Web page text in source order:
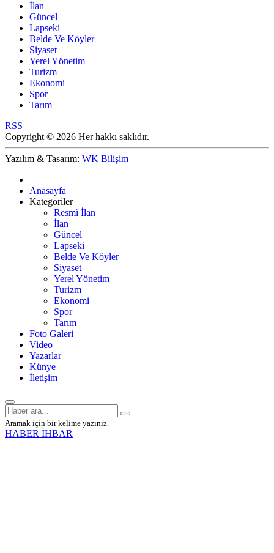
İlan
Güncel
Lapseki
Belde Ve Köyler
Siyaset
Yerel Yönetim
Turizm
Ekonomi
Spor
Tarım
RSS
Copyright © 2026 Her hakkı saklıdır.
Yazılım & Tasarım: WK Bilişim
Anasayfa
Kategoriler
Resmî İlan
İlan
Güncel
Lapseki
Belde Ve Köyler
Siyaset
Yerel Yönetim
Turizm
Ekonomi
Spor
Tarım
Foto Galeri
Video
Yazarlar
Künye
İletişim
Aramak için bir kelime yazınız.
HABER İHBAR